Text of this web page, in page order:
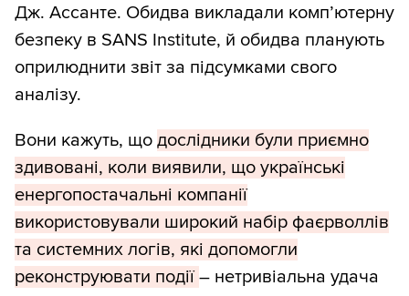
Дж. Ассанте. Обидва викладали комп’ютерну
безпеку в SANS Institute, й обидва планують
оприлюднити звіт за підсумками свого
аналізу.
Вони кажуть, що дослідники були приємно
здивовані, коли виявили, що українські
енергопостачальні компанії
використовували широкий набір фаєрволлів
та системних логів, які допомогли
реконструювати події– нетривіальна удача